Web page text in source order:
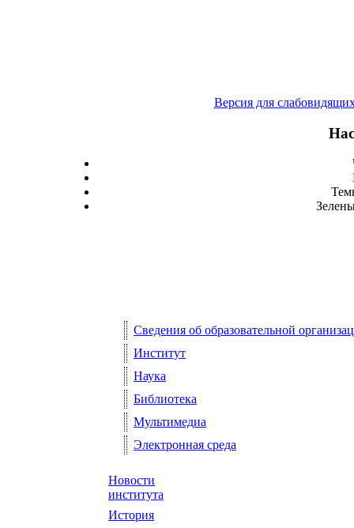
Версия для
Сведения об образовательной
Институт
Наука
Библиотека
Мультимедиа
Электронная среда
Новости
института
История